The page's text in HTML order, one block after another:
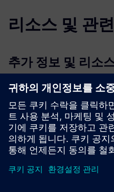
리소스 및 관
추가 정보 및 리소
제품 정보: 네이비스 VLX-3
선행 조건